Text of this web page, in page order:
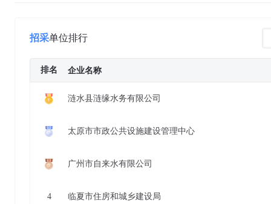
招采单位排行
排名 企业名称
涟水县涟缘水务有限公司
太原市市政公共设施建设管理中心
广州市自来水有限公司
4 临夏市住房和城乡建设局